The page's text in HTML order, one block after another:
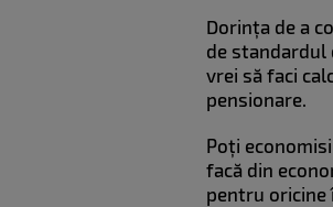
Dorința de a
de standardul
vrei să faci
pensionare.
Poți
facă din
pentru oricine